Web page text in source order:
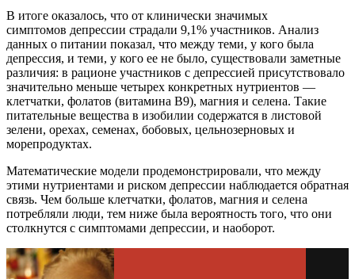
В итоге оказалось, что от клинически значимых
симптомов депрессии страдали 9,1% участников. Анализ
данных о питании показал, что между теми, у кого была
депрессия, и теми, у кого ее не было, существовали заметные
различия: в рационе участников с депрессией присутствовало
значительно меньше четырех конкретных нутриентов —
клетчатки, фолатов (витамина B9), магния и селена. Такие
питательные вещества в изобилии содержатся в листовой
зелени, орехах, семенах, бобовых, цельнозерновых и
морепродуктах.
Математические модели продемонстрировали, что между
этими нутриентами и риском депрессии наблюдается обратная
связь. Чем больше клетчатки, фолатов, магния и селена
потребляли люди, тем ниже была вероятность того, что они
столкнутся с симптомами депрессии, и наоборот.